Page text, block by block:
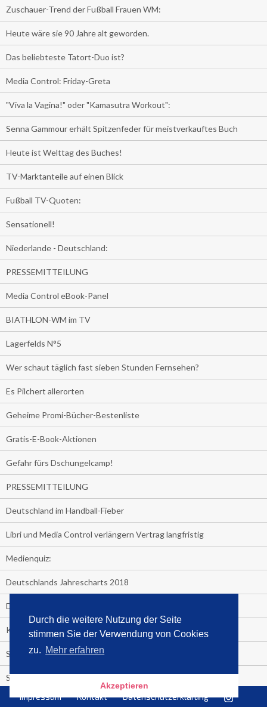
Durch die weitere Nutzung der Seite
stimmen Sie der Verwendung von Cookies
zu. Mehr erfahren
Akzeptieren
Zuschauer-Trend der Fußball Frauen WM:
Heute wäre sie 90 Jahre alt geworden.
Das beliebteste Tatort-Duo ist?
Media Control: Friday-Greta
"Viva la Vagina!" oder "Kamasutra Workout":
Senna Gammour erhält Spitzenfeder für meistverkauftes Buch
Heute ist Welttag des Buches!
TV-Marktanteile auf einen Blick
Fußball TV-Quoten:
Sensationell!
Niederlande - Deutschland:
PRESSEMITTEILUNG
Media Control eBook-Panel
BIATHLON-WM im TV
Lagerfelds N°5
Wer schaut täglich fast sieben Stunden Fernsehen?
Es Pilchert allerorten
Geheime Promi-Bücher-Bestenliste
Gratis-E-Book-Aktionen
Gefahr fürs Dschungelcamp!
PRESSEMITTEILUNG
Deutschland im Handball-Fieber
Libri und Media Control verlängern Vertrag langfristig
Medienquiz:
Deutschlands Jahrescharts 2018
Die TV-Quotenkönige 2018
KNV und Media Control verlängern vorzeitig Zusammenarbeit
STRENG VERTRAULICH
Streaming verändert TV?
Welcher TV-Sender hat seine Marktanteile seit 2013 vervierfacht?
Impressum Kontakt Datenschutzerklärung